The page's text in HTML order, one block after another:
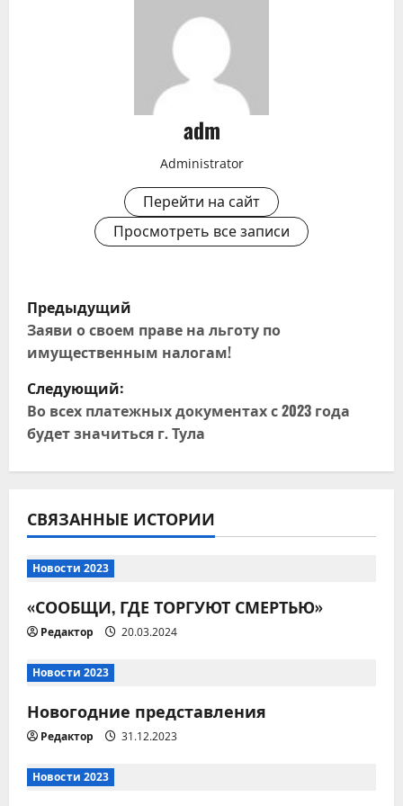
adm
Administrator
Перейти на сайт
Просмотреть все записи
Н
а
в
и
г
ц
и
я
п
о
з
а
п
Предыдущий
Заяви о своем праве на льготу по
имущественным налогам!
Следующий:
Во всех платежных документах с 2023 года
будет значиться г. Тула
СВЯЗАННЫЕ ИСТОРИИ
Новости 2023
«СООБЩИ, ГДЕ ТОРГУЮТ СМЕРТЬЮ»
Редактор 20.03.2024
Новости 2023
Новогодние представления
Редактор 31.12.2023
Новости 2023